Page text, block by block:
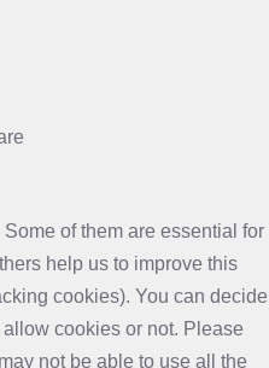
of them are essential for
help us to improve this
cookies). You can decide
cookies or not. Please
not be able to use all the